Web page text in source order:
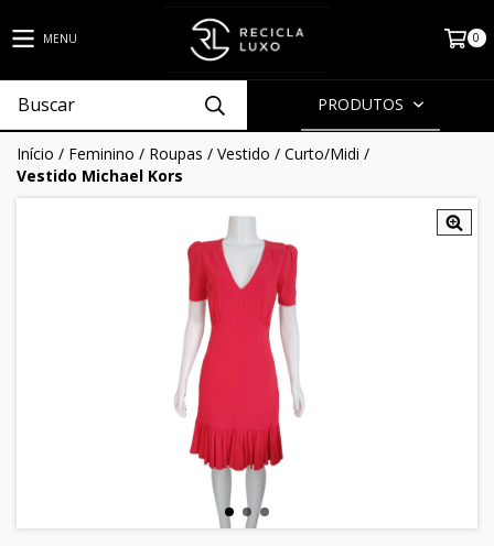
MENU 0
PRODUTOS
Início / Feminino / Roupas / Vestido / Curto/Midi /
Vestido Michael Kors